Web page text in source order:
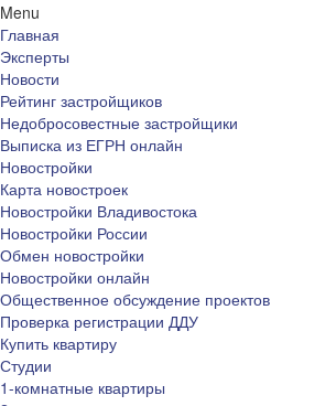
Menu
Главная
Эксперты
Новости
Рейтинг застройщиков
Недобросовестные застройщики
Выписка из ЕГРН онлайн
Новостройки
Карта новостроек
Новостройки Владивостока
Новостройки России
Обмен новостройки
Новостройки онлайн
Общественное обсуждение проектов
Проверка регистрации ДДУ
Купить квартиру
Студии
1-комнатные квартиры